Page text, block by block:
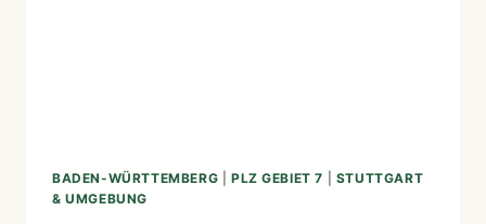
BADEN-WÜRTTEMBERG PLZ GEBIET 7
STUTTGART
& UMGEBUNG